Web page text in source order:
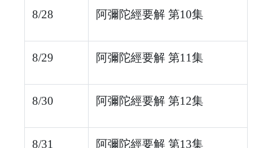
8/28 阿彌陀經要解 第10集
8/29 阿彌陀經要解 第11集
8/30 阿彌陀經要解 第12集
8/31 阿彌陀經要解 第13集